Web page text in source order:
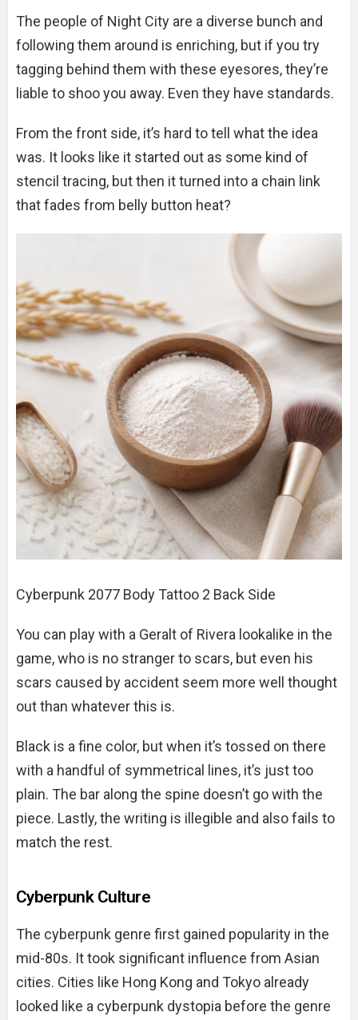
The people of Night City are a diverse bunch and
following them around is enriching, but if you try
tagging behind them with these eyesores, they’re
liable to shoo you away. Even they have standards.
From the front side, it’s hard to tell what the idea
was. It looks like it started out as some kind of
stencil tracing, but then it turned into a chain link
that fades from belly button heat?
Cyberpunk 2077 Body Tattoo 2 Back Side
You can play with a Geralt of Rivera lookalike in the
game, who is no stranger to scars, but even his
scars caused by accident seem more well thought
out than whatever this is.
Black is a fine color, but when it’s tossed on there
with a handful of symmetrical lines, it’s just too
plain. The bar along the spine doesn’t go with the
piece. Lastly, the writing is illegible and also fails to
match the rest.
Cyberpunk Culture
The cyberpunk genre first gained popularity in the
mid-80s. It took significant influence from Asian
cities. Cities like Hong Kong and Tokyo already
looked like a cyberpunk dystopia before the genre